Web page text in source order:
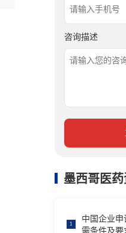
咨询描述
墨西哥医
1
中国企业
需条件及要